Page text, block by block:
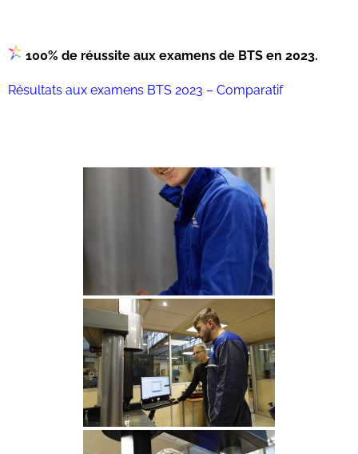
100% de réussite aux examens de BTS en 2023.
Résultats aux examens BTS 2023 – Comparatif